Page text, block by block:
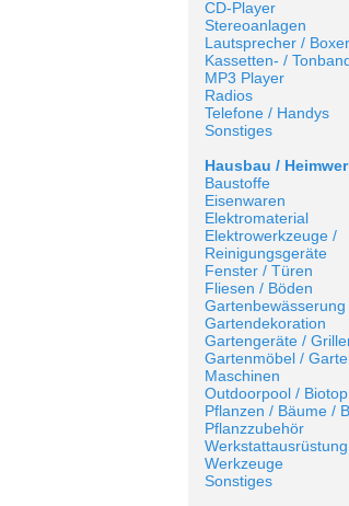
CD-Player
Stereoanlagen
Lautsprecher /
Kassetten- /
MP3 Player
Radios
Telefone / Handys
Sonstiges
Hausbau /
Baustoffe
Eisenwaren
Elektromaterial
Elektrowerkzeuge /
Reinigungsgeräte
Fenster / Türen
Fliesen / Böden
Gartenbewässerung
Gartendekoration
Gartengeräte /
Gartenmöbel /
Maschinen
Outdoorpool / Biotop
Pflanzen / Bäume /
Pflanzzubehör
Werkzeuge
Sonstiges